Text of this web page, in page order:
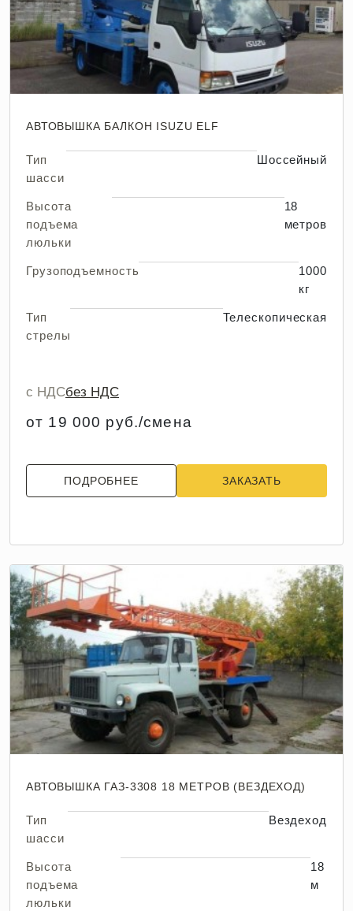
АВТОВЫШКА БАЛКОН ISUZU ELF
Тип
шасси
Шоссейный
Высота
подъема
люльки
18
метров
Грузоподъемность
1000
кг
Тип
стрелы
Телескопическая
с НДСбез НДС
от 19 000 руб./смена
ПОДРОБНЕЕ ЗАКАЗАТЬ
АВТОВЫШКА ГАЗ-3308 18 МЕТРОВ (ВЕЗДЕХОД)
Тип
шасси
Вездеход
Высота
подъема
люльки
18
м